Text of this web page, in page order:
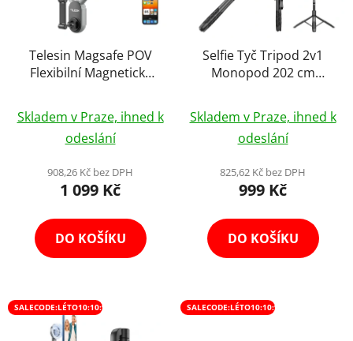
t
ů
k
Telesin Magsafe POV
Flexibilní Magnetický
Neck Phone Holder
hodnocení
produktu
je
4,0
5
hvězdiček.
Skladem v Praze, ihned k
odeslání
908,26 Kč bez DPH
1 099 Kč
DO KOŠÍKU
Selfie Tyč Tripod 2v1
Monopod 202 cm
Dálk. Ovládání
hodnocení
produktu
je
4,2
5
hvězdiček.
Skladem v Praze, ihned k
odeslání
825,62 Kč bez DPH
999 Kč
DO KOŠÍKU
SALECODE:LÉTO10:10:% SALECODE:LÉTO10:10:%